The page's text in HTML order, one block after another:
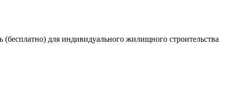
(бесплатно) для индивидуального жилищного строительства